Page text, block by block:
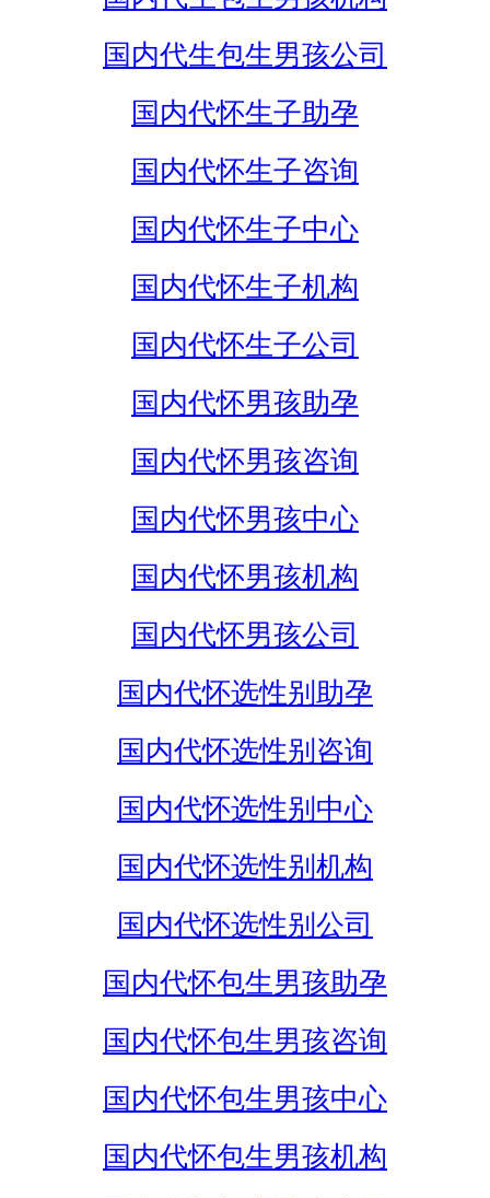
国内代生包生男孩公司
国内代怀生子助孕
国内代怀生子咨询
国内代怀生子中心
国内代怀生子机构
国内代怀生子公司
国内代怀男孩助孕
国内代怀男孩咨询
国内代怀男孩中心
国内代怀男孩机构
国内代怀男孩公司
国内代怀选性别助孕
国内代怀选性别咨询
国内代怀选性别中心
国内代怀选性别机构
国内代怀选性别公司
国内代怀包生男孩助孕
国内代怀包生男孩咨询
国内代怀包生男孩中心
国内代怀包生男孩机构